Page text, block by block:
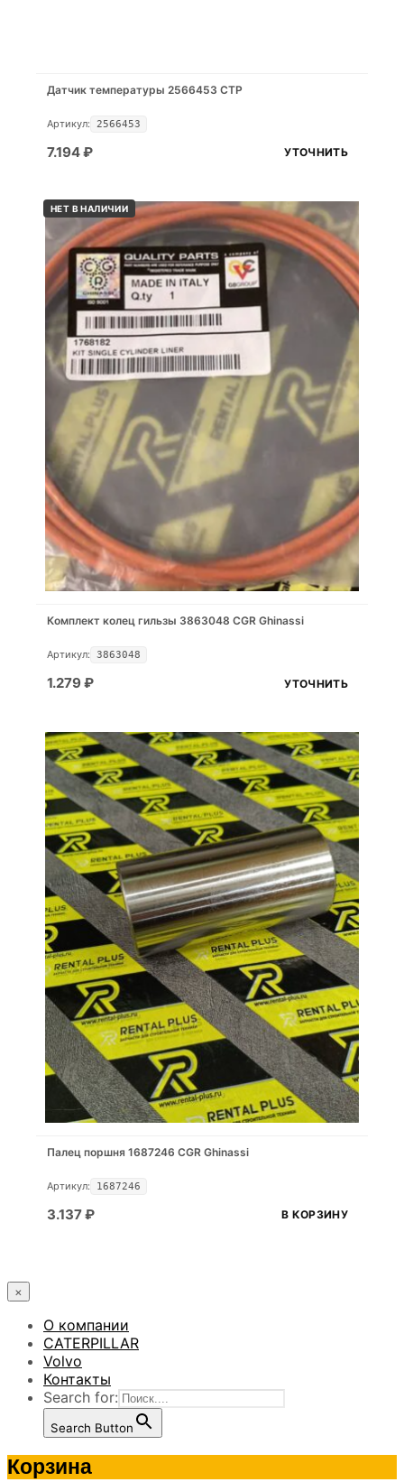
Датчик температуры 2566453 CTP
Артикул: 2566453
7.194₽ УТОЧНИТЬ
НЕТ В НАЛИЧИИ
Комплект колец гильзы 3863048 CGR Ghinassi
Артикул: 3863048
1.279 ₽ УТОЧНИТЬ
Палец поршня 1687246 CGR Ghinassi
Артикул: 1687246
3.137₽ В КОРЗИНУ
×
О компании
CATERPILLAR
Volvo
Контакты
Search for:
Search Button
Корзина